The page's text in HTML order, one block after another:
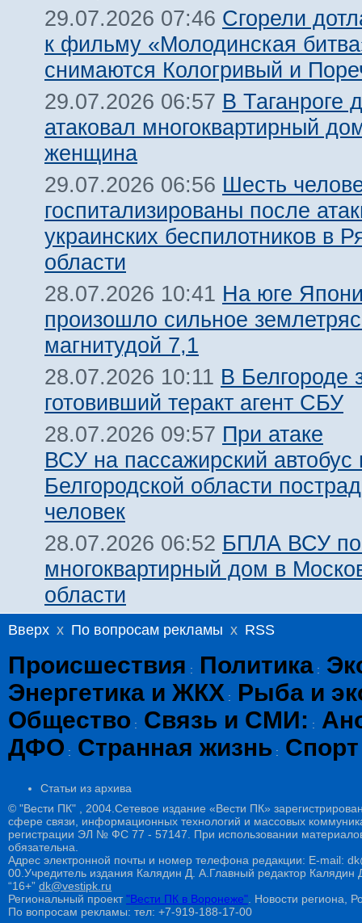
29.07.2026 07:46 Сгорели
к фильму «Молодинская
снимаются Кологривый и
29.07.2026 06:57 В Таганроге
атаковал многоквартирный
женщина
29.07.2026 06:56 Шесть
госпитализированы после
украинских беспилотников в
области
28.07.2026 10:41 На юге
произошло сильное
магнитудой 7,1
28.07.2026 10:11 В Белгороде
готовивший теракт агент СБУ
28.07.2026 09:57 При атаке
ВСУ на пассажирский автобус
Белгородской области
человек
28.07.2026 06:52 БПЛА ВСУ
многоквартирный дом в
области
Вверх x По вопросам рекламы x RSS
Происшествия : Политика :
Энергетика и ЖКХ :
Рыба и
Общество : Связь и СМИ: :
ДФО : Странная жизнь : Спорт
Статьи из архива
© "Вести ПК" , 2004.Сетевое издание «Вести ПК»
сфере связи, информационных технологий и массовых
регистрации ЭЛ № ФС 77 - 57147. При использовании
обязательна.
Адрес электронной почты и номер телефона редакции: E-mail:
00.Учредитель издания Калядин Д. А.Главный редактор
“16+” dk@vestipk.ru
Региональный проект"Вести ПК в Воронеже" . Новости региона,
По вопросам рекламы: тел: +7-919-188-17-00